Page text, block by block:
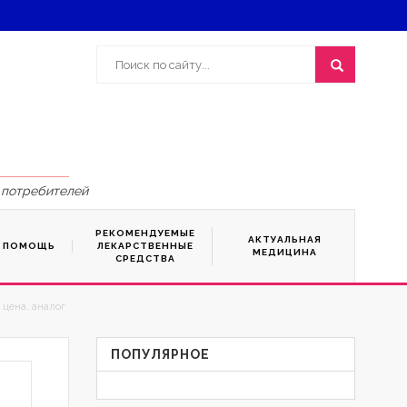
ПОМОЩЬ
РЕКОМЕНДУЕМЫЕ
ЛЕКАРСТВЕННЫЕ
СРЕДСТВА
АКТУАЛЬНАЯ
МЕДИЦИНА
аналог
ПОПУЛЯРНОЕ